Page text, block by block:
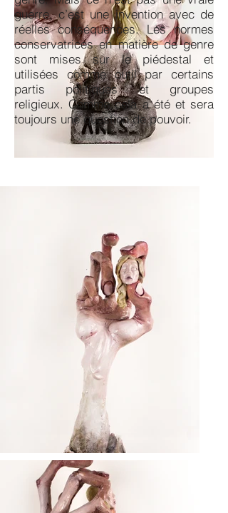
guerre, c’est une invention avec de
réelles conséquences. Les normes
conservatrices en matière de genre
sont mises sur le piédestal et
utilisées comme outil par certains
partis politiques et groupes
religieux. Comme cela a été et sera
toujours une question de pouvoir.